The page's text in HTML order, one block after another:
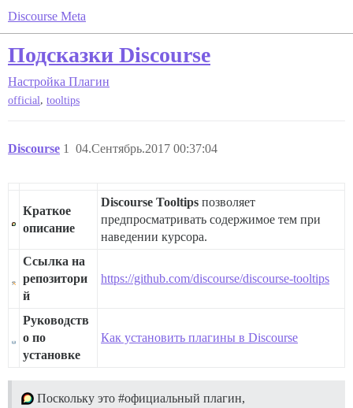
Discourse Meta
Подсказки Discourse
Настройка Плагин
official, tooltips
Discourse 04.Сентябрь.2017 00:37:04
1
Краткое
описание
Discourse Tooltips позволяет
предпросматривать содержимое тем при
наведении курсора.
Ссылка на
репозитори
й
https://github.com/discourse/discourse-tooltips
Руководств
о по
установке
Как установить плагины в Discourse
Поскольку это #официальный плагин,